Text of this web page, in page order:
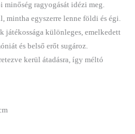
minőség ragyogását idézi meg.
mintha egyszerre lenne földi és égi.
játékossága különleges, emelkedett
és belső erőt sugároz.
kerül átadásra, így méltó